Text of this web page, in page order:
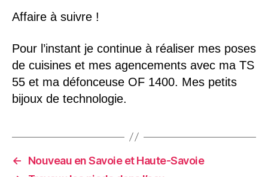
Affaire à suivre !
Pour l’instant je continue à réaliser mes poses
de cuisines et mes agencements avec ma TS
55 et ma défonceuse OF 1400. Mes petits
bijoux de technologie.
←
Nouveau en Savoie et Haute-Savoie